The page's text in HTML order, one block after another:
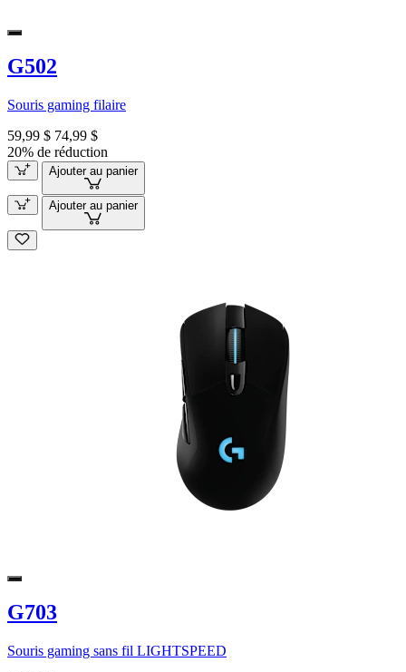
G502
Souris gaming filaire
59,99 $ 74,99 $
20% de réduction
Ajouter au panier
Ajouter au panier
G703
Souris gaming sans fil LIGHTSPEED